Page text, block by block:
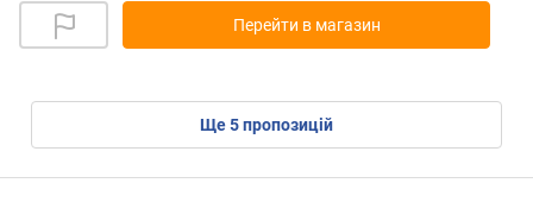
Перейти в магазин
ще5пропозицій